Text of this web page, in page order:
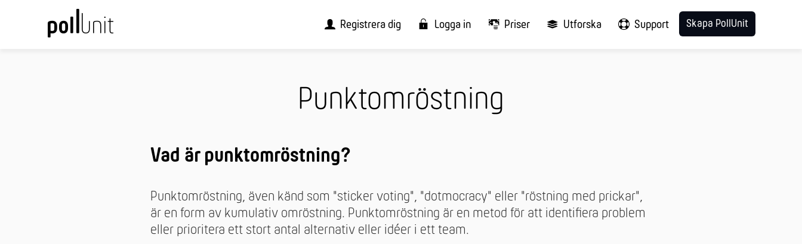
Registrera dig Logga in Priser Utforska Support Skapa PollUnit
Punktomröstning
Vad är punktomröstning?
Punktomröstning, även känd som "sticker voting", "dotmocracy" eller "röstning med prickar",
är en form av kumulativ omröstning. Punktomröstning är en metod för att identifiera problem
eller prioritera ett stort antal alternativ eller idéer i ett team.